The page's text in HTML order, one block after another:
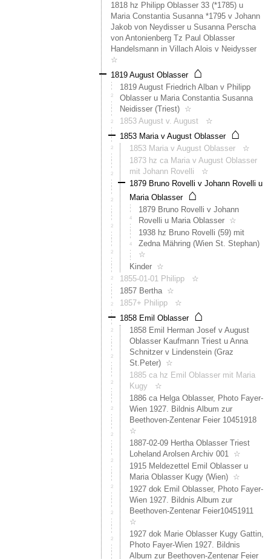
Auf
Luftbild
Jahren
und
ist
neben
See
das
Nach
von
Lorenz
Linie
den
1818 hz Philipp Oblasser 33 (*1785) u
Maria Constantia Susanna *1795 v Johann
Jakob von Neydisser u Susanna Perscha
von Antonienberg Tz Paul Oblasser
Handelsmann in Villach Alois v Neidysser
☆
1819 August Oblasser
⌂
1819 August Friedrich Alban v Philipp
Oblasser u Maria Constantia Susanna
Neidisser (Triest)
☆
1853 August v. August
☆
1853 Maria v August Oblasser
⌂
1853 Maria v August Oblasser
☆
1873 hz ca Maria v August Oblasser
mit Johann Rovelli
☆
1879 Bruno Rovelli v Johann Rovelli u
Maria Oblasser
⌂
1879 Bruno Rovelli v Johann
Rovelli u Maria Oblasser
☆
1938 hz Bruno Rovelli (59) mit
Zedna Mähring (Wien St. Stephan)
☆
Kinder
☆
1855-01-01 Philipp
☆
1857 Bertha
☆
1857+ Philipp
☆
1858 Emil Oblasser
⌂
1858 Emil Herman Josef v August
Oblasser Kaufmann Triest u Anna
Schnitzer v Lindenstein (Graz
St.Peter)
☆
1885 ca hz Emil Oblasser mit Maria
Kugy
☆
1886 ca Helga Oblasser, Photo Fayer-
Wien 1927. Bildnis Album zur
Beethoven-Zentenar Feier 10451918
☆
1887-02-09 Hertha Oblasser Triest
Loheland Arolsen Archiv 001
☆
1915 Meldezettel Emil Oblasser u
Maria Oblasser Kugy (Wien)
☆
1927 dok Emil Oblasser, Photo Fayer-
Wien 1927. Bildnis Album zur
Beethoven-Zentenar Feier10451911
☆
1927 dok Marie Oblasser Kugy Gattin,
Photo Fayer-Wien 1927. Bildnis
Album zur Beethoven-Zentenar Feier